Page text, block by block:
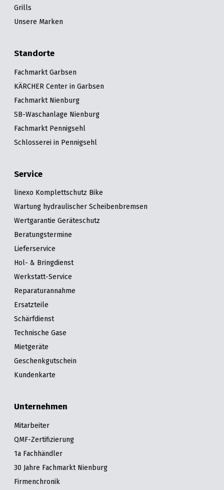
Grills
Unsere Marken
Standorte
Fachmarkt Garbsen
KÄRCHER Center in Garbsen
Fachmarkt Nienburg
SB-Waschanlage Nienburg
Fachmarkt Pennigsehl
Schlosserei in Pennigsehl
Service
linexo Komplettschutz Bike
Wartung hydraulischer Scheibenbremsen
Wertgarantie Geräteschutz
Beratungstermine
Lieferservice
Hol- & Bringdienst
Werkstatt-Service
Reparaturannahme
Ersatzteile
Schärfdienst
Technische Gase
Mietgeräte
Geschenkgutschein
Kundenkarte
Unternehmen
Mitarbeiter
QMF-Zertifizierung
1a Fachhändler
30 Jahre Fachmarkt Nienburg
Firmenchronik